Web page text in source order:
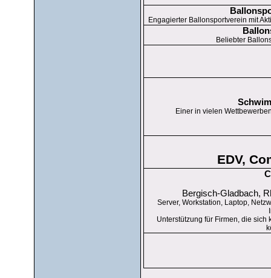
Engagierter Ballonsportverein mit
Beliebter
Einer in vielen
EDV,
Bergisch-Gladbach,
Server, Workstation, Laptop,
Unterstützung für Firmen, die